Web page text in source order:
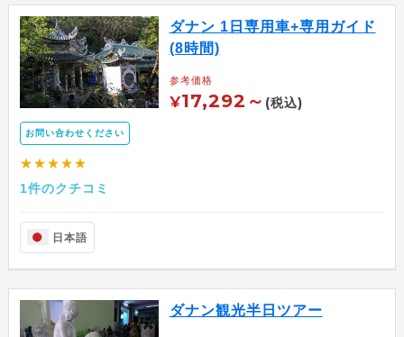
お問い合わせください
★★★★★
1件のクチコミ
ダナン 1日専用車+専用ガイド
(8時間)
参考価格
¥17,292～ (税込)
日本語
ダナン観光半日ツアー